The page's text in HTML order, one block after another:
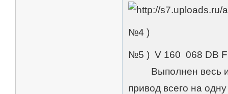
№4 )
№5 ) V 160 068 DB
Выполнен весь из
привод всего на